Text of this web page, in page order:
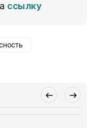
ссылку